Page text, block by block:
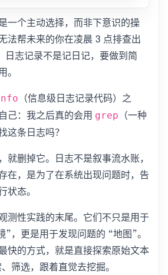
一个主动选择，而非下意识的操
法帮未来的你在凌晨 3 点排查出
日志记录不是记日记，要做到简
（信息级日志记录代码）之
己：我之后真的会用 grep
（一种
这条日志吗？
就删掉它。日志不是叙事流水账，
在，是为了在系统出现问题时，告
状态。
测性实践的末尾。它们不只是用于
，更是用于发现问题的 “地图”。
快的方式，就是直接探索原始文本
筛选，跟着直觉去挖掘。